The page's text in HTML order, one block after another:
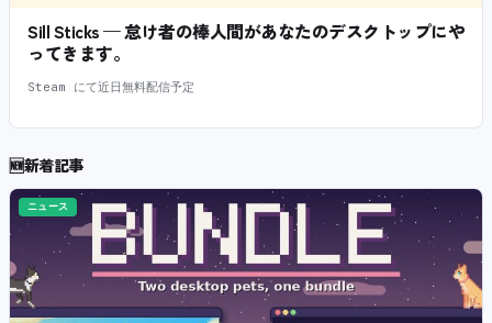
Sill Sticks — 怠け者の棒人間があなたのデスクトップにや
ってきます。
Steam にて近日無料配信予定
🆕新着記事
ニュース